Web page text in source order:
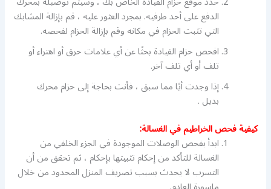
الدفع على أحد طرفيه. بمجرد العثور عليه ، قم بإزالة المشابك
التي تثبت الحزام في مكانه وقم بإزالة الحزام لفحصه.
افحص حزام القيادة بحثًا عن أي علامات حرق أو اهتراء أو
تلف أو أي تلف آخر.
إذا وجدت أيًا مما سبق ، فأنت بحاجة إلى حزام محرك
بديل .
كيفية فحص الخراطيم في الغسالة:
ابدأ بفحص الوصلات الموجودة في الجزء الخلفي من
الغسالة للتأكد من إحكام تثبيتها بإحكام ، ثم تحقق من أن
التسرب لا يحدث بسبب تصريف المنزل المحدود من خلال